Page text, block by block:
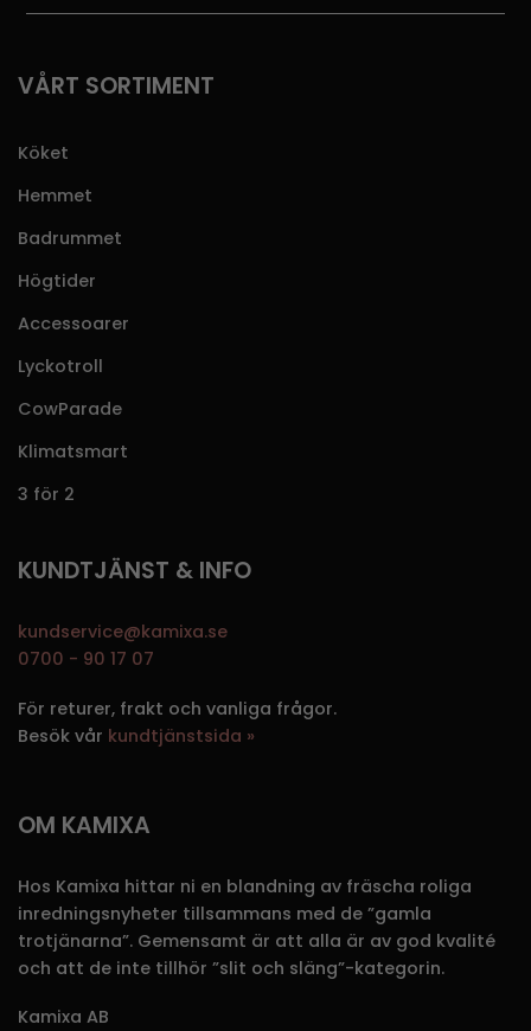
VÅRT SORTIMENT
Köket
Hemmet
Badrummet
Högtider
Accessoarer
Lyckotroll
CowParade
Klimatsmart
3 för 2
KUNDTJÄNST & INFO
kundservice@kamixa.se
0700 - 90 17 07
För returer, frakt och vanliga frågor.
Besök vår kundtjänstsida »
OM KAMIXA
Hos Kamixa hittar ni en blandning av fräscha roliga
inredningsnyheter tillsammans med de ”gamla
trotjänarna”. Gemensamt är att alla är av god kvalité
och att de inte tillhör ”slit och släng”-kategorin.
Kamixa AB